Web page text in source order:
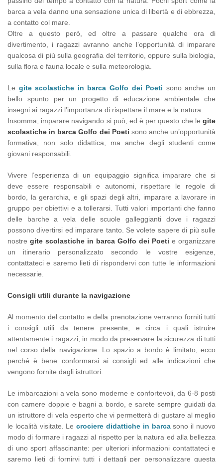
barca a vela danno una sensazione unica di libertà e di ebbrezza,
a contatto col mare.
Oltre a questo però, ed oltre a passare qualche ora di
divertimento, i ragazzi avranno anche l’opportunità di imparare
qualcosa di più sulla geografia del territorio, oppure sulla biologia,
sulla flora e fauna locale e sulla meteorologia.
Le gite scolastiche in barca Golfo dei Poeti sono anche un
bello spunto per un progetto di educazione ambientale che
insegni ai ragazzi l’importanza di rispettare il mare e la natura.
Insomma, imparare navigando si può, ed è per questo che le gite
scolastiche in barca Golfo dei Poeti sono anche un’opportunità
formativa, non solo didattica, ma anche degli studenti come
giovani responsabili.
Vivere l’esperienza di un equipaggio significa imparare che si
deve essere responsabili e autonomi, rispettare le regole di
bordo, la gerarchia, e gli spazi degli altri, imparare a lavorare in
gruppo per obiettivi e a tollerarsi. Tutti valori importanti che fanno
delle barche a vela delle scuole galleggianti dove i ragazzi
possono divertirsi ed imparare tanto. Se volete sapere di più sulle
nostre gite scolastiche in barca Golfo dei Poeti e organizzare
un itinerario personalizzato secondo le vostre esigenze,
contattateci e saremo lieti di rispondervi con tutte le informazioni
necessarie.
Consigli utili durante la navigazione
Al momento del contatto e della prenotazione verranno forniti tutti
i consigli utili da tenere presente, e circa i quali istruire
attentamente i ragazzi, in modo da preservare la sicurezza di tutti
nel corso della navigazione. Lo spazio a bordo è limitato, ecco
perché è bene conformarsi ai consigli ed alle indicazioni che
vengono fornite dagli istruttori.
Le imbarcazioni a vela sono moderne e confortevoli, da 6-8 posti
con camere doppie e bagni a bordo, e sarete sempre guidati da
un istruttore di vela esperto che vi permetterà di gustare al meglio
le località visitate. Lecrociere didattiche in barcasono il nuovo
modo di formare i ragazzi al rispetto per la natura ed alla bellezza
di uno sport affascinante: per ulteriori informazioni contattateci e
saremo lieti di fornirvi tutti i dettagli per personalizzare questa